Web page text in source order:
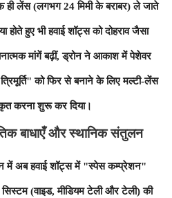
लेंस (लगभग 24 मिमी के बराबर) ले जाते
होते हुए भी हवाई शॉट्स को दोहराव जैसा
मांगें बढ़ीं, ड्रोन ने आकाश में पेशेवर
को फिर से बनाने के लिए मल्टी-लेंस
करना शुरू कर दिया।
बाधाएँ और स्थानिक संतुलन
में अब हवाई शॉट्स में "स्पेस कम्प्रेशन"
(वाइड, मीडियम टेली और टेली) की